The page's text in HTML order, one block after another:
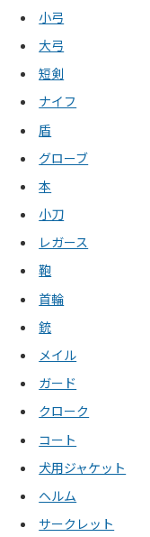
小弓
大弓
短剣
ナイフ
盾
グローブ
本
小刀
レガース
鞄
首輪
銃
メイル
ガード
クローク
コート
犬用ジャケット
ヘルム
サークレット